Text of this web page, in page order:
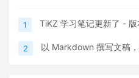
1 TiKZ 学习笔记更新了 -
2 以 Markdown 撰写文稿，